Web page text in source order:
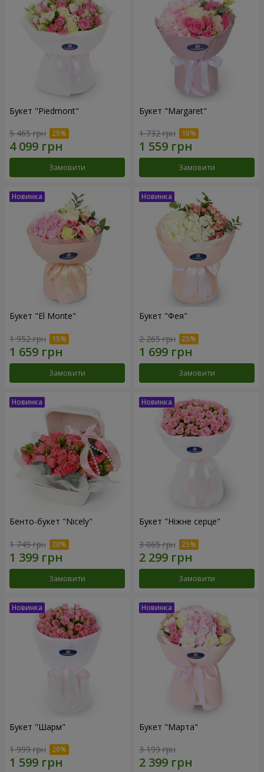
Букет "Piedmont"
5 465 грн
Замовити
Букет "Margaret"
1 732 грн
Замовити
Букет "El Monte"
1 952 грн
Замовити
Букет "Фея"
2 265 грн
Замовити
Бенто-букет "Nicely"
1 749 грн
Замовити
Букет "Ніжне серце"
3 065 грн
Замовити
Букет "Шарм"
1 999 грн
Букет "Марта"
3 199 грн